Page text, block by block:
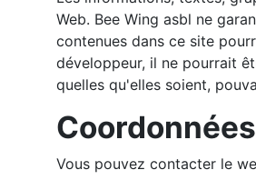
Web. Bee Wing asbl ne
contenues dans ce site
développeur, il ne pourrait
quelles qu'elles soient,
Coordonnées
Vous pouvez contacter le